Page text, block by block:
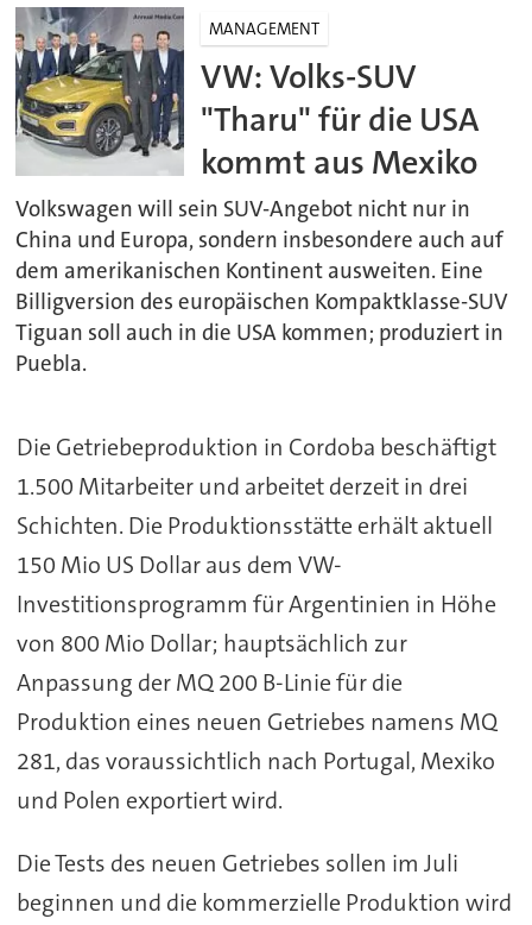
MANAGEMENT
VW: Volks-SUV
"Tharu" für die USA
kommt aus Mexiko
Volkswagen will sein SUV-Angebot nicht nur in
China und Europa, sondern insbesondere auch auf
dem amerikanischen Kontinent ausweiten. Eine
Billigversion des europäischen Kompaktklasse-SUV
Tiguan soll auch in die USA kommen; produziert in
Puebla.
Die Getriebeproduktion in Cordoba beschäftigt
1.500 Mitarbeiter und arbeitet derzeit in drei
Schichten. Die Produktionsstätte erhält aktuell
150 Mio US Dollar aus dem VW-
Investitionsprogramm für Argentinien in Höhe
von 800 Mio Dollar; hauptsächlich zur
Anpassung der MQ 200 B-Linie für die
Produktion eines neuen Getriebes namens MQ
281, das voraussichtlich nach Portugal, Mexiko
und Polen exportiert wird.
Die Tests des neuen Getriebes sollen im Juli
beginnen und die kommerzielle Produktion wird